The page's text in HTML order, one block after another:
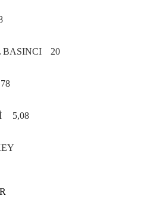
BASINCI 20
5,08